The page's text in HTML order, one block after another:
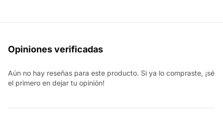
Opiniones verificadas
Aún no hay reseñas para este producto. Si ya lo compraste, ¡sé
el primero en dejar tu opinión!